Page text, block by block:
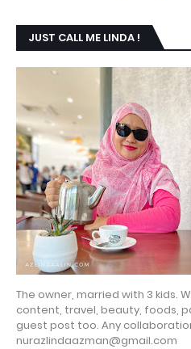
JUST CALL ME LINDA !
The owner, married with 3 kids.
content, travel, beauty, foods,
guest post too. Any
nurazlindaazman@gmail.com